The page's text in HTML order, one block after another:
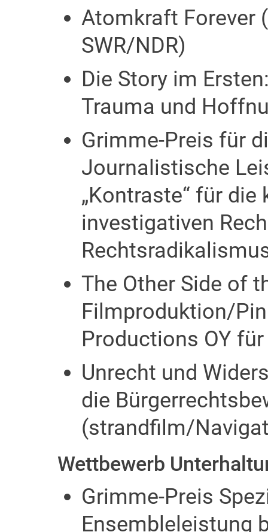
Atomkraft Forever
SWR/NDR)
Die Story im
Trauma und
Grimme-Preis für
Journalistische
„Kontraste“ für
investigativen
The Other Side of
Filmproduktion/
Productions OY für
Unrecht und
die
(strandfilm/
Wettbewerb
Grimme-Preis
Ensembleleistung